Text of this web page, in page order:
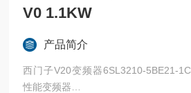
V0 1.1KW
产品简介
西门子V20变频器6SL3210-5BE21-
性能变频器